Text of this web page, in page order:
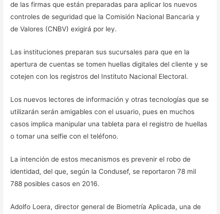
de las firmas que están preparadas para aplicar los nuevos
controles de seguridad que la Comisión Nacional Bancaria y
de Valores (CNBV) exigirá por ley.
Las instituciones preparan sus sucursales para que en la
apertura de cuentas se tomen huellas digitales del cliente y se
cotejen con los registros del Instituto Nacional Electoral.
Los nuevos lectores de información y otras tecnologías que se
utilizarán serán amigables con el usuario, pues en muchos
casos implica manipular una tableta para el registro de huellas
o tomar una selfie con el teléfono.
La intención de estos mecanismos es prevenir el robo de
identidad, del que, según la Condusef, se reportaron 78 mil
788 posibles casos en 2016.
Adolfo Loera, director general de Biometría Aplicada, una de